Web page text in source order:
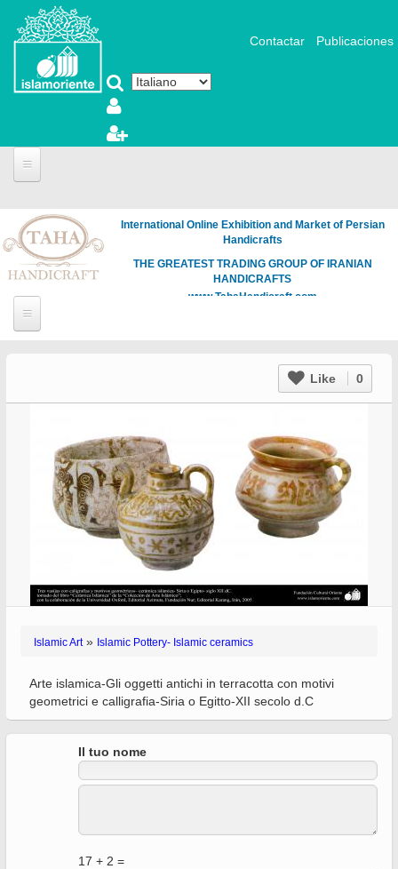
Salta al contenuto principale
Contactar Publicaciones
International Online Exhibition and Market of Persian
Handicrafts
THE GREATEST TRADING GROUP OF IRANIAN
HANDICRAFTS
www.TahaHandicraft.com
Like 0
Islamic Art» Islamic Pottery- Islamic ceramics
Arte islamica-Gli oggetti antichi in terracotta con motivi
geometrici e calligrafia-Siria o Egitto-XII secolo d.C
Il tuo nome
17 + 2 =